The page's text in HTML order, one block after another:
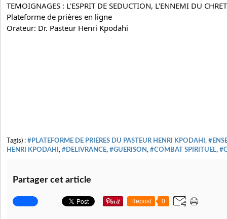
TEMOIGNAGES : L'ESPRIT DE SEDUCTION, L'ENNEMI DU
Plateforme de prières en ligne
Orateur: Dr. Pasteur Henri Kpodahi
Tag(s) : #PLATEFORME DE PRIERES DU PASTEUR HENRI KPODAHI ,
HENRI KPODAHI , #DELIVRANCE, #GUERISON, #COMBAT SPIRITUEL,
Partager cet article
Repost 0